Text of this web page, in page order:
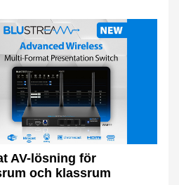
AV-lösning för
och klassrum